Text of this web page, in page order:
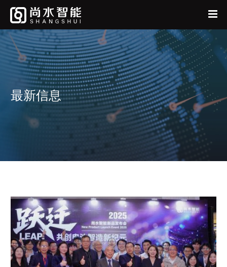
首页
公司
产品
新闻中心
人才招聘
股票信息
企业公告
中 EN
最新信息